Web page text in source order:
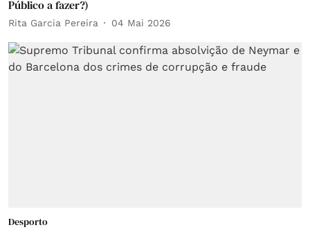
Público a fazer?)
Rita Garcia Pereira 04 Mai 2026
Desporto